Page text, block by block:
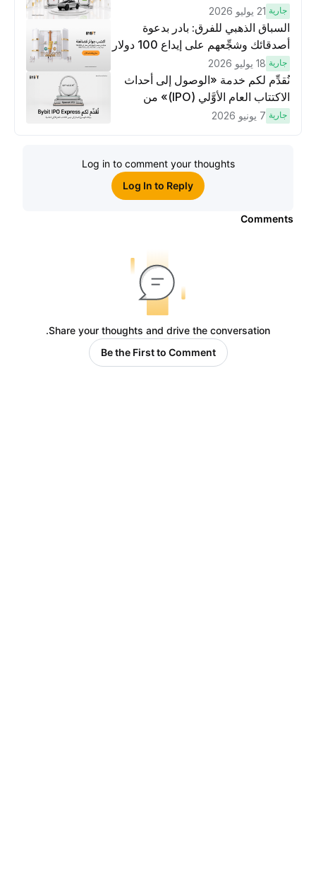
جارية 21 يوليو 2026
السباق الذهبي للفرق: بادر بدعوة
أصدقائك وشجِّعهم على إيداع 100 دولار
لكسَب مكافآت مُضاعَفة
جارية 18 يوليو 2026
نُقدِّم لكم خدمة «الوصول إلى أحداث
الاكتتاب العام الأوَّلي (IPO)» من
Bybit، بوابتك للوصول المبكر إلى فرص
جارية 7 يونيو 2026
Log in to comment your thoughts
Log In to Reply
Comments
Share your thoughts and drive the conversation.
Be the First to Comment